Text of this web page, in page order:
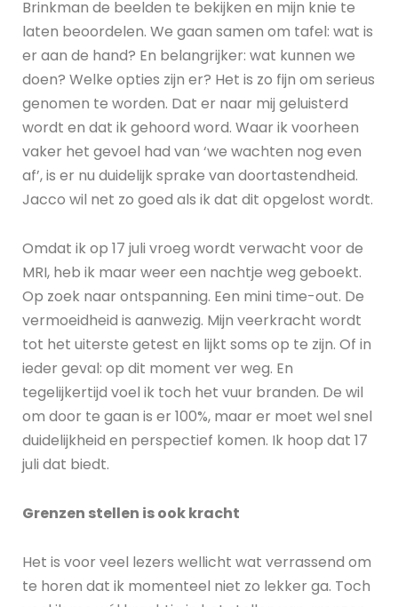
Brinkman de beelden te bekijken en mijn knie te
laten beoordelen. We gaan samen om tafel: wat is
er aan de hand? En belangrijker: wat kunnen we
doen? Welke opties zijn er? Het is zo fijn om serieus
genomen te worden. Dat er naar mij geluisterd
wordt en dat ik gehoord word. Waar ik voorheen
vaker het gevoel had van ‘we wachten nog even
af’, is er nu duidelijk sprake van doortastendheid.
Jacco wil net zo goed als ik dat dit opgelost wordt.
Omdat ik op 17 juli vroeg wordt verwacht voor de
MRI, heb ik maar weer een nachtje weg geboekt.
Op zoek naar ontspanning. Een mini time-out. De
vermoeidheid is aanwezig. Mijn veerkracht wordt
tot het uiterste getest en lijkt soms op te zijn. Of in
ieder geval: op dit moment ver weg. En
tegelijkertijd voel ik toch het vuur branden. De wil
om door te gaan is er 100%, maar er moet wel snel
duidelijkheid en perspectief komen. Ik hoop dat 17
juli dat biedt.
Grenzen stellen is ook kracht
Het is voor veel lezers wellicht wat verrassend om
te horen dat ik momenteel niet zo lekker ga. Toch